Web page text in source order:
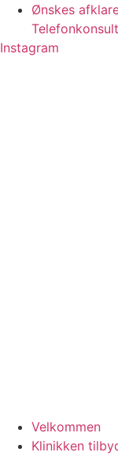
Videre
indhold
Ønskes
Instagram
Velkommen
Klinikken